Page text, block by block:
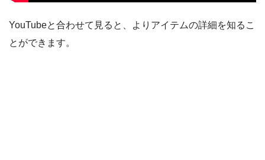
YouTubeと合わせて見ると、よりアイテムの詳細を知るこ
とができます。